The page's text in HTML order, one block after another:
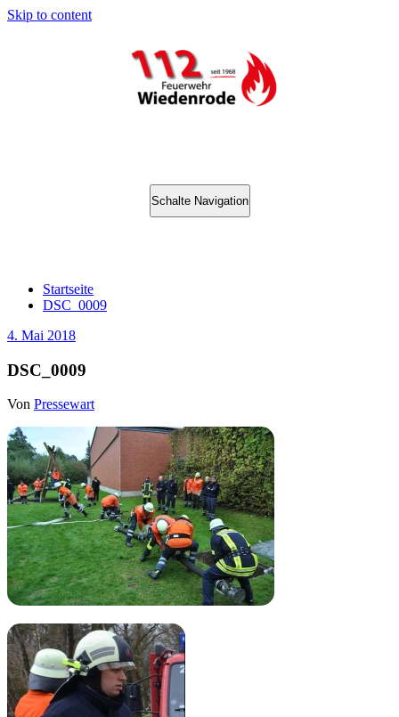
Skip to content
Schalte Navigation
Startseite
DSC_0009
4. Mai 2018
DSC_0009
Von Pressewart